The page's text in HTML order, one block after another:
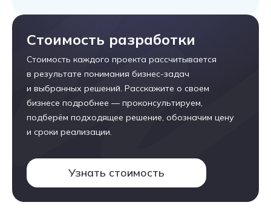
Стоимость разработки
Стоимость каждого проекта рассчитывается
в результате понимания бизнес-задач
и выбранных решений. Расскажите о своем
бизнесе подробнее — проконсультируем,
подберём подходящее решение, обозначим цену
и сроки реализации.
Узнать стоимость